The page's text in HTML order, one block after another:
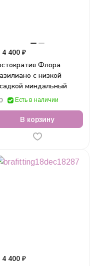
4 400 ₽
Флора
с низкой
миндальный
0 Есть в наличии
В корзину
4 400 ₽